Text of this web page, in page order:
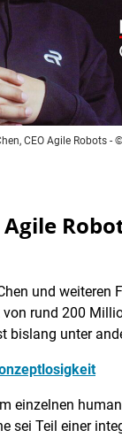
CEO Agile Robots -
und
rund 200
unter
einzelnen
sei Teil einer